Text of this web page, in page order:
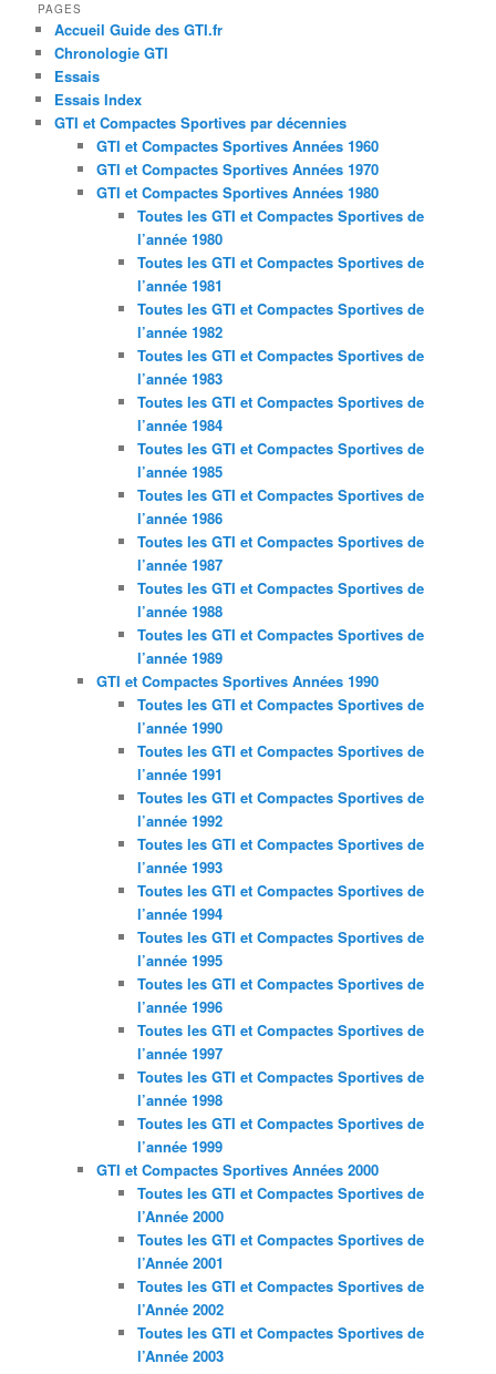
PAGES
Accueil Guide des GTI.fr
Chronologie GTI
Essais
Essais Index
GTI et Compactes Sportives par décennies
GTI et Compactes Sportives Années 1960
GTI et Compactes Sportives Années 1970
GTI et Compactes Sportives Années 1980
Toutes les GTI et Compactes Sportives de
l’année 1980
Toutes les GTI et Compactes Sportives de
l’année 1981
Toutes les GTI et Compactes Sportives de
l’année 1982
Toutes les GTI et Compactes Sportives de
l’année 1983
Toutes les GTI et Compactes Sportives de
l’année 1984
Toutes les GTI et Compactes Sportives de
l’année 1985
Toutes les GTI et Compactes Sportives de
l’année 1986
Toutes les GTI et Compactes Sportives de
l’année 1987
Toutes les GTI et Compactes Sportives de
l’année 1988
Toutes les GTI et Compactes Sportives de
l’année 1989
GTI et Compactes Sportives Années 1990
Toutes les GTI et Compactes Sportives de
l’année 1990
Toutes les GTI et Compactes Sportives de
l’année 1991
Toutes les GTI et Compactes Sportives de
l’année 1992
Toutes les GTI et Compactes Sportives de
l’année 1993
Toutes les GTI et Compactes Sportives de
l’année 1994
Toutes les GTI et Compactes Sportives de
l’année 1995
Toutes les GTI et Compactes Sportives de
l’année 1996
Toutes les GTI et Compactes Sportives de
l’année 1997
Toutes les GTI et Compactes Sportives de
l’année 1998
Toutes les GTI et Compactes Sportives de
l’année 1999
GTI et Compactes Sportives Années 2000
Toutes les GTI et Compactes Sportives de
l’Année 2000
Toutes les GTI et Compactes Sportives de
l’Année 2001
Toutes les GTI et Compactes Sportives de
l’Année 2002
Toutes les GTI et Compactes Sportives de
l’Année 2003